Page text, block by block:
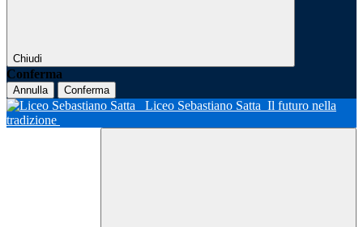
Chiudi
Conferma
Annulla Conferma
Liceo Sebastiano Satta Il futuro nella
tradizione